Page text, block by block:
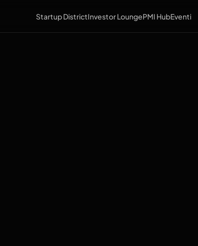
Startup DistrictInvestor LoungePMI HubEventi